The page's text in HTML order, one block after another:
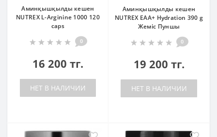
Аминқышқылды кешен
NUTREX L-Arginine 1000 120
caps
0
16 200 тг.
НЕТ В НАЛИЧИИ
Аминқышқылды кешен
NUTREX EAA+ Hydration 390 g
Жеміс Пуншы
0
19 200 тг.
НЕТ В НАЛИЧИИ